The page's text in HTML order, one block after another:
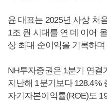
윤 대표는 2025년 사상 처
1조 원 시대를 연 데 이어
상 최대 순이익을 기록하
NH투자증권은 1분기 연
지난해 1분기보다 128.4%
자기자본이익률(ROE)도